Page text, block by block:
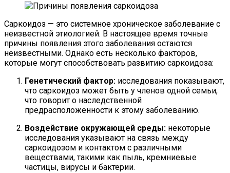
Саркоидоз — это системное хроническое заболевание с
неизвестной этиологией. В настоящее время точные
причины появления этого заболевания остаются
неизвестными. Однако есть несколько факторов,
которые могут способствовать развитию саркоидоза:
Генетический фактор: исследования показывают,
что саркоидоз может быть у членов одной семьи,
что говорит о наследственной
предрасположенности к этому заболеванию.
Воздействие окружающей среды: некоторые
исследования указывают на связь между
саркоидозом и контактом с различными
веществами, такими как пыль, кремниевые
частицы, вирусы и бактерии.